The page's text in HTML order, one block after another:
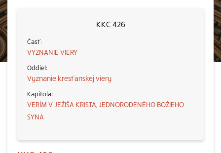
KKC 426
VYZNANIE VIERY
Vyznanie kresťanskej viery
VERÍM V JEŽIŠA KRISTA, JEDNORODENÉHO BOŽIEHO
SYNA